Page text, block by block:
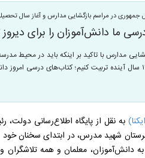
جمهوری در مراسم بازگشایی مدارس و آغاز سال تحصیلی ۹۷-
ما دانش‌آموزان را برای
مدارس با تاکید بر اینکه باید در محیط مدرسه
بگذاریم، گفت: باید دانش‌آموزان را برای ۱۲ سال آینده تربیت کنیم؛
به نقل از پایگاه اطلاع‌رسانی
با حضور در هنرستان شهید مدرس، در ابتدای
معلمان و همه تلاشگران